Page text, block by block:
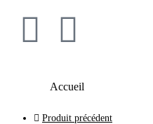
Accueil
Produit précédent